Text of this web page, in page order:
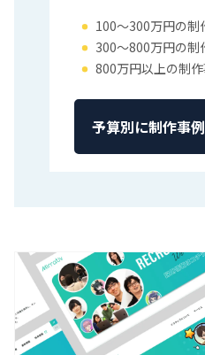
100〜300万円の制
300〜800万円の制
800万円以上の制
予算別に制作事